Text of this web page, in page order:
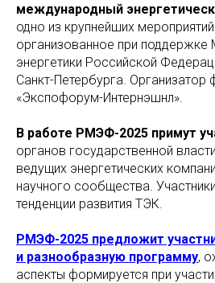
международный
одно из крупнейших
организованное при поддержке
энергетики Российской
Санкт-Петербурга.
«Экспофорум-Интернэшнл».
В работе РМЭФ-2025 примут
органов государственной
ведущих энергетических
научного сообщества.
тенденции развития ТЭК.
РМЭФ-2025 предложит
и разнообразную программу,
аспекты формируется при